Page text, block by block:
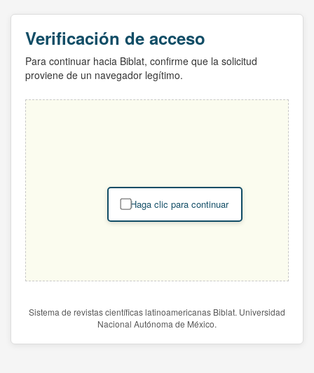
Verificación de acceso
Para continuar hacia Biblat, confirme que la solicitud
proviene de un navegador legítimo.
Haga clic para continuar
Sistema de revistas científicas latinoamericanas Biblat. Universidad
Nacional Autónoma de México.